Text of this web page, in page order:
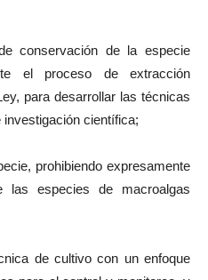
conservación de la especie
el proceso de extracción
para desarrollar las técnicas
científica;
prohibiendo expresamente
especies de macroalgas
de cultivo con un enfoque